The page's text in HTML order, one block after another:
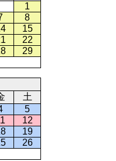
1
8
15
22
29
土
5
12
19
26